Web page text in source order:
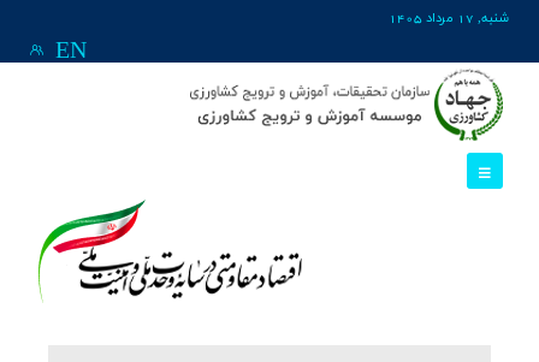
شنبه, 17 مرداد 1405
EN